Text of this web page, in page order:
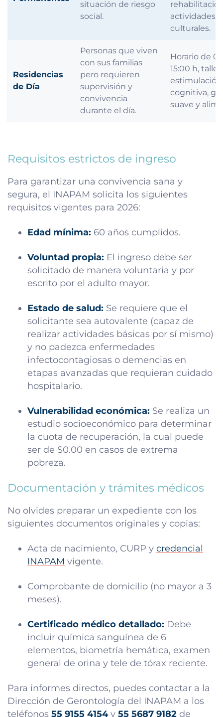
situación de riesgo
social.
actividades
culturales.
Residencias
de Día
Personas que viven
con sus familias
pero requieren
supervisión y
convivencia
durante el día.
Horario de
15:00 h,
estimulación
cognitiva,
suave y
Requisitos estrictos de ingreso
Para garantizar una convivencia sana y
segura, el INAPAM solicita los siguientes
requisitos vigentes para 2026:
Edad mínima: 60 años cumplidos.
Voluntad propia: El ingreso debe ser
solicitado de manera voluntaria y por
escrito por el adulto mayor.
Estado de salud: Se requiere que el
solicitante sea autovalente (capaz de
realizar actividades básicas por sí mismo)
y no padezca enfermedades
infectocontagiosas o demencias en
etapas avanzadas que requieran cuidado
hospitalario.
Vulnerabilidad económica: Se realiza un
estudio socioeconómico para determinar
la cuota de recuperación, la cual puede
ser de $0.00 en casos de extrema
pobreza.
Documentación y trámites médicos
No olvides preparar un expediente con los
siguientes documentos originales y copias:
Acta de nacimiento, CURP y credencial
INAPAM vigente.
Comprobante de domicilio (no mayor a 3
meses).
Certificado médico detallado: Debe
incluir química sanguínea de 6
elementos, biometría hemática, examen
general de orina y tele de tórax reciente.
Para informes directos, puedes contactar a la
Dirección de Gerontología del INAPAM a los
teléfonos 55 9155 4154y 55 5687 9182 de